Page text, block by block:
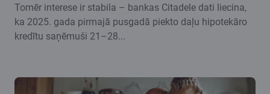
Tomēr interese ir stabila – bankas Citadele dati liecina,
ka 2025. gada pirmajā pusgadā piekto daļu hipotekāro
kredītu saņēmuši 21–28...